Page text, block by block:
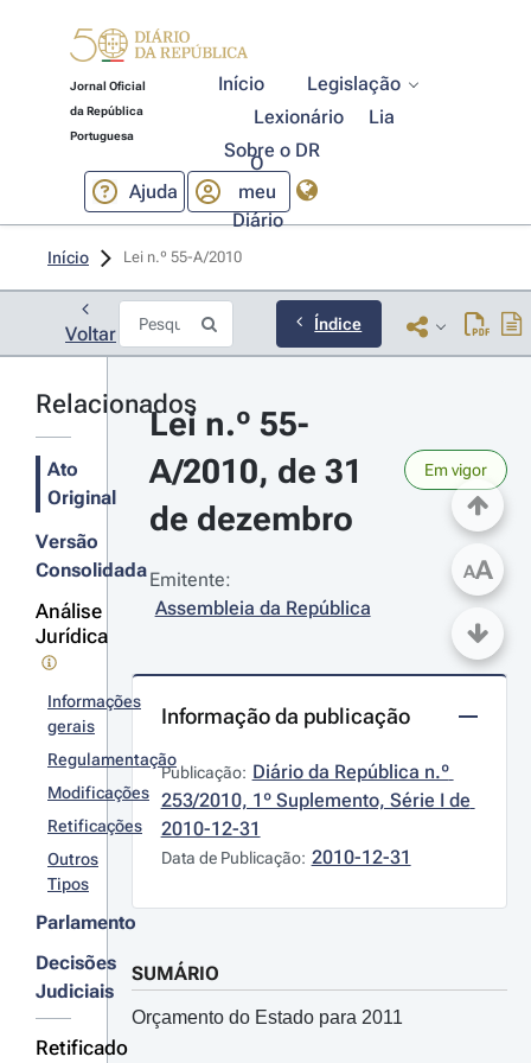
Jornal Oficial
da República
Portuguesa
Início
Legislação
Lexionário
Lia
Sobre o DR
Ajuda
O
meu
Diário
Início Lei n.º 55-A/2010
Voltar Índice
Relacionados
Ato
Original
Versão
Consolidada
Análise
Jurídica
Informações
gerais
Regulamentação
Modificações
Retificações
Outros
Tipos
Parlamento
Decisões
Judiciais
Retificado
Lei n.º 55-
A/2010, de 31
de dezembro
Em vigor
Emitente:
Assembleia da República
Informação da publicação
Publicação: Diário da República n.º
253/2010, 1º Suplemento, Série I de
2010-12-31
Data de Publicação: 2010-12-31
SUMÁRIO
Orçamento do Estado para 2011
AA